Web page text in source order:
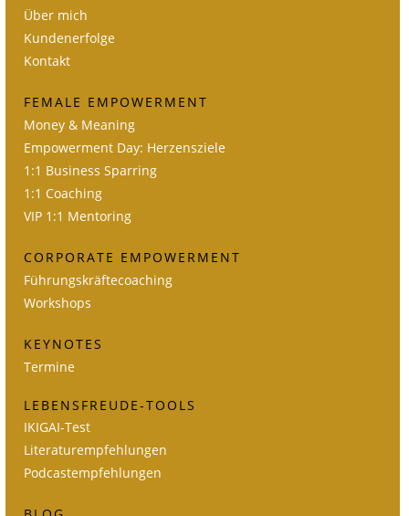
Über mich
Kundenerfolge
Kontakt
FEMALE EMPOWERMENT
Money & Meaning
Empowerment Day: Herzensziele
1:1 Business Sparring
1:1 Coaching
VIP 1:1 Mentoring
CORPORATE EMPOWERMENT
Führungskräftecoaching
Workshops
KEYNOTES
Termine
LEBENSFREUDE-TOOLS
IKIGAI-Test
Literaturempfehlungen
Podcastempfehlungen